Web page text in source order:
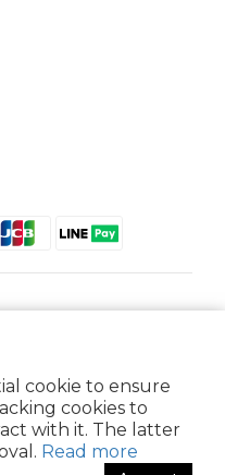
cookie to ensure
cookies to
with it. The latter
Read more
- 18:00｜新北市新莊區中正路
(唯一統編無關係企業)